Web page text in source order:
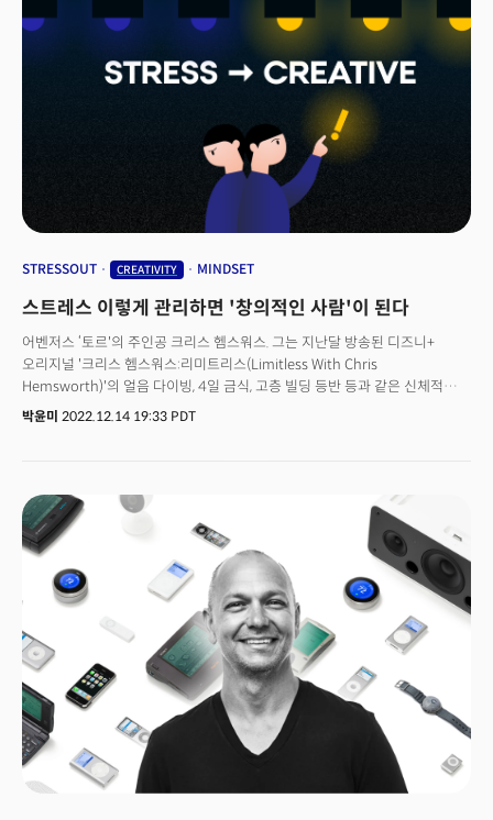
STRESSOUT CREATIVITY MINDSET
스트레스 이렇게 관리하면 '창의적인 사람'이 된다
어벤저스 ‘토르'의 주인공 크리스 헴스워스. 그는 지난달 방송된 디즈니+
오리지널 '크리스 헴스워스:리미트리스(Limitless With Chris
Hemsworth)'의 얼음 다이빙, 4일 금식, 고층 빌딩 등반 등과 같은 신체적
도전을 통해 인간의 한계를 극복하려는 프로그램에 출연, 화제를 모았다. 이
유지하려는 시도를 했다. 일부러 스트레스를 받으면서 이를 극복화려한
것이다. 모두 "스트레스 받지마"라며 스트레스를 피하려만 한다. 하지만
모두가 연결된 '초연결 시대'에 스트레스를 피할 방법은 없다. 페이스북이나
트위터, 인스타그램, 틱톡을 켜는 그 순간 스트레스는 찾아온다. 하나의
스트레스에서 벗어나는 순간 또 다른 스트레스가 찾아온다. 스트레스는 삶의
변수가 아니라 '상수'가 됐음을 인정해야 한다. 모든 사람이 스트레스를 겪어야
한다면, 더 잘 살기 위해 스트레스를 더 잘 겪는 방법은 없을까? 스트레스의
이점은 없을까? 생각해볼 필요가 있다.
박윤미 2022.12.14 19:33 PDT